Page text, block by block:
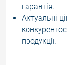
гарантія.
Актуальні
продукції.